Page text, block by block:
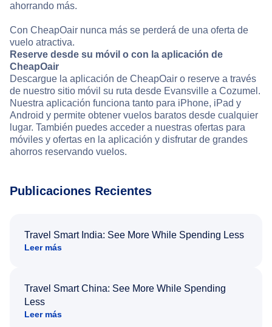
ahorrando más.
Con CheapOair nunca más se perderá de una oferta de
vuelo atractiva.
Reserve desde su móvil o con la aplicación de
CheapOair
Descargue la aplicación de CheapOair o reserve a través
de nuestro sitio móvil su ruta desde Evansville a Cozumel.
Nuestra aplicación funciona tanto para iPhone, iPad y
Android y permite obtener vuelos baratos desde cualquier
lugar. También puedes acceder a nuestras ofertas para
móviles y ofertas en la aplicación y disfrutar de grandes
ahorros reservando vuelos.
Publicaciones Recientes
Travel Smart India: See More While Spending Less
Leer más
Travel Smart China: See More While Spending
Less
Leer más